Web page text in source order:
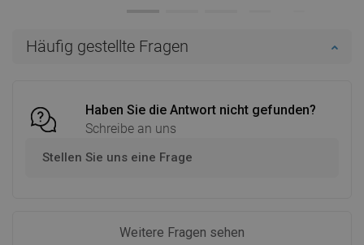
Häufig gestellte Fragen
Haben Sie die Antwort nicht gefunden?
Schreibe an uns
Stellen Sie uns eine Frage
Weitere Fragen sehen